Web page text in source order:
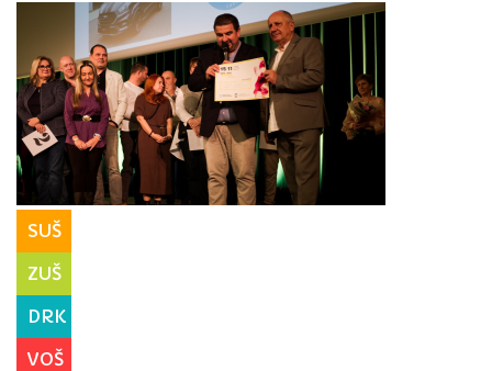
SUŠ
ZUŠ
DRK
VOŠ